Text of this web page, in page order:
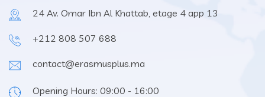
24 Av. Omar Ibn Al Khattab, etage 4 app 13
+212 808 507 688
contact@erasmusplus.ma
Opening Hours: 09:00 - 16:00